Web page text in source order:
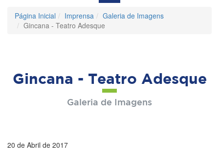
de
Navegação
Página Inicial Imprensa
Galeria de Imagens
Gincana - Teatro Adesque
Gincana - Teatro Adesque
Galeria de Imagens
20 de Abril de 2017